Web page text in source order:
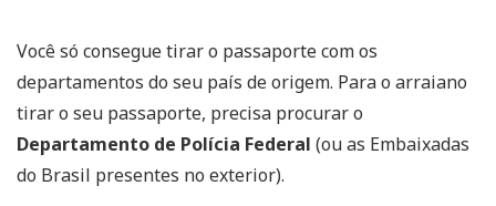
Você só consegue tirar o passaporte com os
departamentos do seu país de origem. Para o arraiano
tirar o seu passaporte, precisa procurar o
Departamento de Polícia Federal (ou as Embaixadas
do Brasil presentes no exterior).